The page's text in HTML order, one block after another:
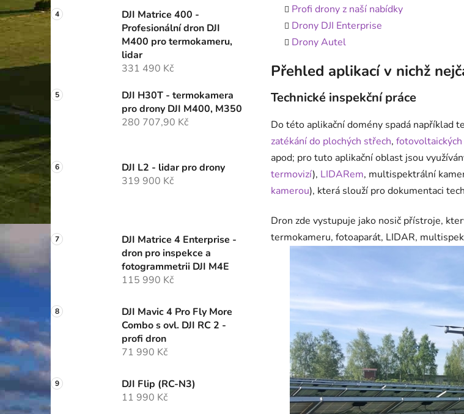
DJI Matrice 400 -
Profesionální dron DJI
M400 pro termokameru,
lidar
331 490 Kč
DJI H30T - termokamera
pro drony DJI M400, M350
280 707,90 Kč
DJI L2 - lidar pro drony
319 900 Kč
DJI Matrice 4 Enterprise -
dron pro inspekce a
fotogrammetrii DJI M4E
115 990 Kč
DJI Mavic 4 Pro Fly More
Combo s ovl. DJI RC 2 -
profi dron
71 990 Kč
DJI Flip (RC-N3)
11 990 Kč
Profi drony z naší nabídky
Drony DJI Enterprise
Drony Autel
Přehled aplikací v nichž
Technické inspekční práce
Do této aplikační domény spadá například
zatékání do plochých střech,
apod; pro tuto aplikační oblast jsou
termovizí), LIDARem, multispektrální
kamerou), která slouží pro dokumentaci
Dron zde vystupuje jako nosič přístroje,
termokameru, fotoaparát, LIDAR,